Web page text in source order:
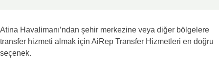
Atina Havalimanı’ndan şehir merkezine veya diğer bölgelere
transfer hizmeti almak için AiRep Transfer Hizmetleri en doğru
seçenek.